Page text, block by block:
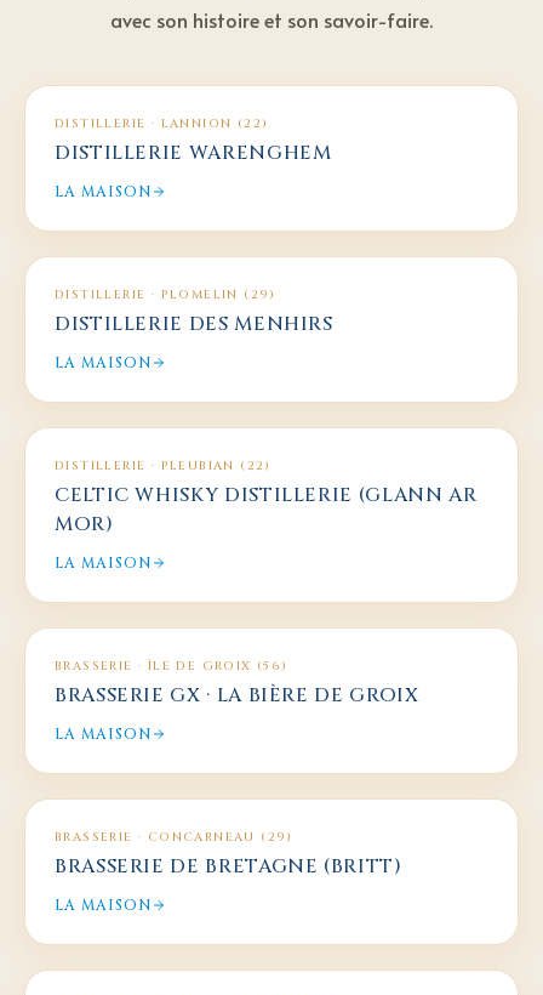
avec son histoire et son savoir-faire.
DISTILLERIE · LANNION (22)
DISTILLERIE WARENGHEM
LA MAISON
DISTILLERIE · PLOMELIN (29)
DISTILLERIE DES MENHIRS
LA MAISON
DISTILLERIE · PLEUBIAN (22)
CELTIC WHISKY DISTILLERIE (GLANN AR
MOR)
LA MAISON
BRASSERIE · ÎLE DE GROIX (56)
BRASSERIE GX · LA BIÈRE DE GROIX
LA MAISON
BRASSERIE · CONCARNEAU (29)
BRASSERIE DE BRETAGNE (BRITT)
LA MAISON